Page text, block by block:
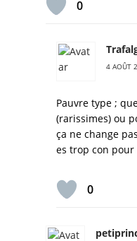
0
4 AOÛT
Pauvre type ;
(rarissimes) ou
ça ne change
es trop con
0